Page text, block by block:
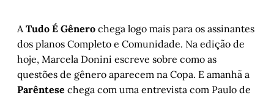
A Tudo É Gênero chega logo mais para os assinantes
dos planos Completo e Comunidade. Na edição de
hoje, Marcela Donini escreve sobre como as
questões de gênero aparecem na Copa. E amanhã a
Parêntese chega com uma entrevista com Paulo de